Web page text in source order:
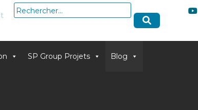
Rechercher :
SP Group Projets Blog